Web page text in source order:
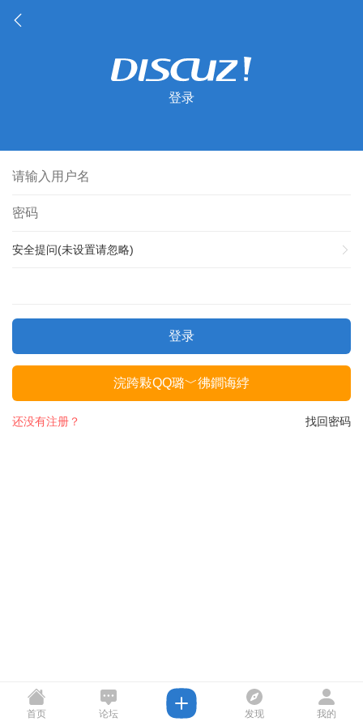
登录
安全提问(未设置请忽略)
登录
浣跨敤QQ璐﹀彿鐧诲綍
找回密码
还没有注册？
首页 论坛 发现 我的